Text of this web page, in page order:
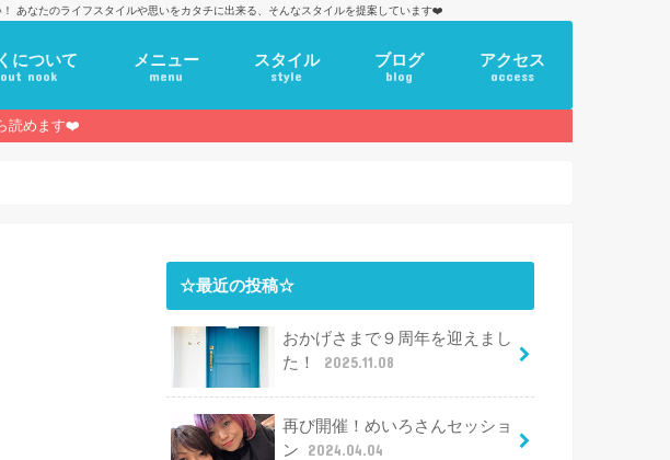
あなたのライフスタイルや思いをカタチに出来る、そんなスタイルを提案しています❤️
について
nook
メニュー
menu
スタイル
style
ブログ
blog
アクセス
access
読めます❤️
☆最近の投稿☆
おかげさまで９周年を迎えまし
た！
2025.11.08
再び開催！めいろさんセッショ
ン
2024.04.04